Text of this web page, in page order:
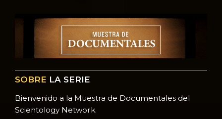
SOBRE LA SERIE
Bienvenido a la Muestra de Documentales del
Scientology Network.